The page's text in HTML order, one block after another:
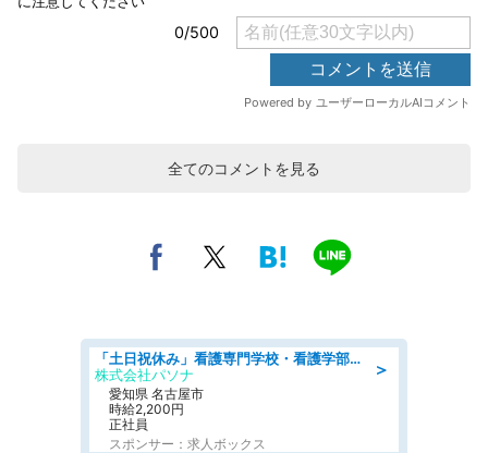
全てのコメントを見る
＞
「土日祝休み」看護専門学校・看護学部での教員業務/高時給/要資格:保健師、正看護師
株式会社パソナ
愛知県 名古屋市
時給2,200円
正社員
スポンサー：求人ボックス